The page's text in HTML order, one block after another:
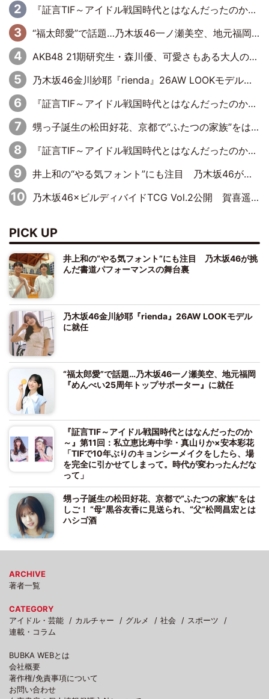
『証言TIF～アイドル戦国時代とはなんだったのか～』第6回：でんぱ組.inc・古川未鈴×相沢梨紗「『ハロプロやりたかったな』って言ったら、夢眠ねむさんに『てめえはでんぱ組．incなんだよ！』って肩パンされて(笑)」
“福太郎愛”で話題…乃木坂46一ノ瀬美空、地元福岡『めんべい25周年トップサポーター』に就任
AKB48 21期研究生・森川優、可愛さもある大人の女性に
乃木坂46金川紗耶『rienda』26AW LOOKモデルに就任
『証言TIF～アイドル戦国時代とはなんだったのか～』第11回：私立恵比寿中学・真山りか×安本彩花「TIFで10年ぶりのキョンシーメイクをしたら、場を完全に引かせてしまって。時代が変わったんだなって」
甥っ子誕生の松田好花、京都で“ふたつの家族”をはしご！ “母”黒谷友香に見送られ、“父”松岡昌宏とはハシゴ酒
『証言TIF～アイドル戦国時代とはなんだったのか～』第10回：さくら学院・武藤彩未×飯田らうら「正直、中3で辞めるというのを信じてなくて。そう言われてはいたけど、嘘でしょって」
井上和の“やる気フォント”にも注目 乃木坂46が挑んだ書道パフォーマンスの舞台裏
乃木坂46×ビルディバイドTCG Vol.2公開 賀喜遥香＆田村真佑が『京まふ』ステージに登壇
PICK UP
井上和の“やる気フォント”にも注目 乃木坂46が挑
んだ書道パフォーマンスの舞台裏
乃木坂46金川紗耶『rienda』26AW LOOKモデル
に就任
“福太郎愛”で話題…乃木坂46一ノ瀬美空、地元福岡
『めんべい25周年トップサポーター』に就任
『証言TIF～アイドル戦国時代とはなんだったのか
～』第11回：私立恵比寿中学・真山りか×安本彩花
「TIFで10年ぶりのキョンシーメイクをしたら、場
を完全に引かせてしまって。時代が変わったんだな
って」
甥っ子誕生の松田好花、京都で“ふたつの家族”をは
しご！ “母”黒谷友香に見送られ、“父”松岡昌宏とは
ハシゴ酒
ARCHIVE
著者一覧
CATEGORY
アイドル・芸能
カルチャー グルメ 社会
スポーツ
連載・コラム
BUBKA WEBとは
会社概要
著作権/免責事項について
お問い合わせ